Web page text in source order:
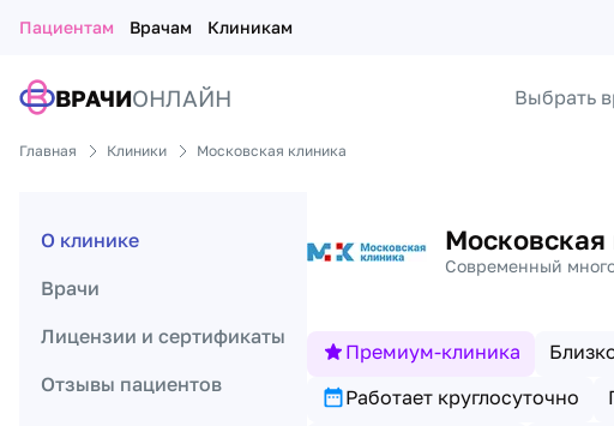
Пациентам Врачам Клиникам
ВРАЧИОНЛАЙН Выбрать
Главная Клиники Московская клиника
Навигация по странице клиники
О клинике
Врачи
Лицензии и сертификаты
Отзывы пациентов
Московская
Современный
Премиум-клиника
Работает круглосуточно